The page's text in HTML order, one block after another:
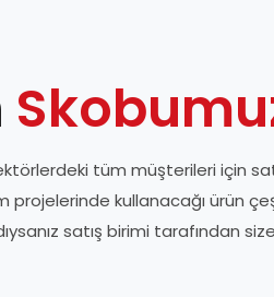
tüm müşterileri için
projelerinde kullanacağı ürün
satış birimi tarafından